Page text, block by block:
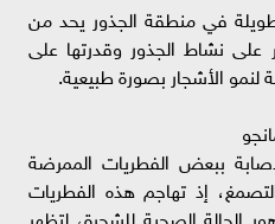
في منطقة الجذور يحد من
على نشاط الجذور وقدرتها على
لنمو الأشجار بصورة طبيعية.
ببعض الفطريات الممرضة
إذ تهاجم هذه الفطريات
الحالة الصحية للشجرة، لتظهر